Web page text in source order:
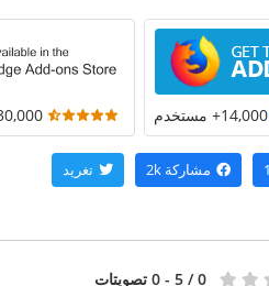
14,000+ مستخدم 30,000+
مشاركة 2k تغريد
0 / 5 - 0 تصويتات